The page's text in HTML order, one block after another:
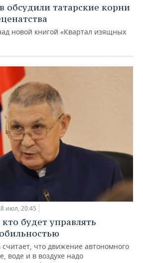
обсудили татарские корни
новой книгой «Квартал изящных
июл, 20:45
будет управлять
что движение автономного
воде и в воздухе надо